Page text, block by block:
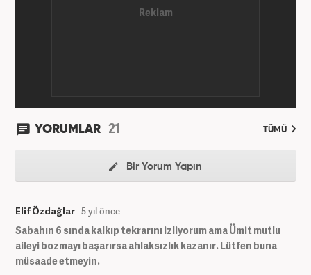
YORUMLAR 21 TÜMÜ
Bir Yorum Yapın
Elif Özdağlar 5 yıl önce
Sabahın 6 sında kalkıp tekrarını izliyorum ama Ümit mutlu
aileyi bozmayı başarırsa ahlaksızlık kazanır. Lütfen buna
müsaade etmeyin.